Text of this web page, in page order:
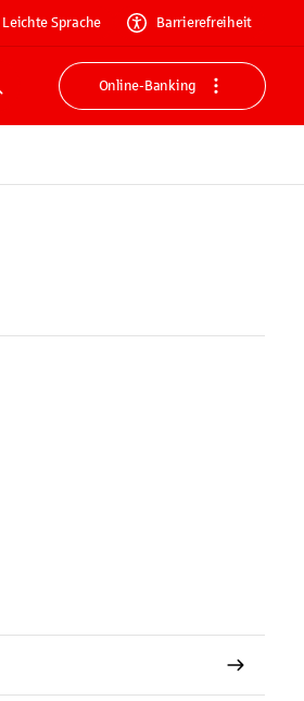
Leichte Sprache Barrierefreiheit
Suche
Online-Banking